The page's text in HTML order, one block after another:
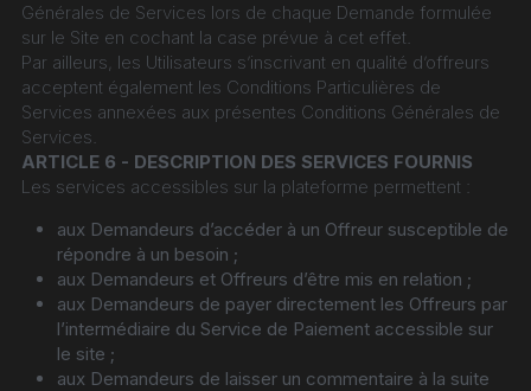
Générales de Services lors de chaque Demande formulée
sur le Site en cochant la case prévue à cet effet.
Par ailleurs, les Utilisateurs s’inscrivant en qualité d’offreurs
acceptent également les Conditions Particulières de
Services annexées aux présentes Conditions Générales de
Services.
ARTICLE 6 - DESCRIPTION DES SERVICES FOURNIS
Les services accessibles sur la plateforme permettent :
aux Demandeurs d’accéder à un Offreur susceptible de
répondre à un besoin ;
aux Demandeurs et Offreurs d’être mis en relation ;
aux Demandeurs de payer directement les Offreurs par
l’intermédiaire du Service de Paiement accessible sur
le site ;
aux Demandeurs de laisser un commentaire à la suite